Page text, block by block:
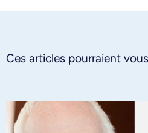
Ces articles pourraient